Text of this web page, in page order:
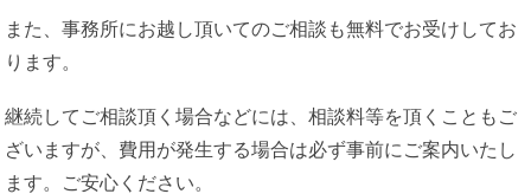
また、事務所にお越し頂いてのご相談も無料でお受けしてお
ります。
継続してご相談頂く場合などには、相談料等を頂くこともご
ざいますが、費用が発生する場合は必ず事前にご案内いたし
ます。ご安心ください。